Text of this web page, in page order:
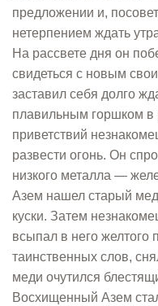
предложении и,
нетерпением ждать
На рассвете дня он
свидеться с новым
заставил себя долго
плавильным горшком
приветствий
развести огонь. Он
низкого металла —
Азем нашел старый
куски. Затем
всыпал в него желтого
таинственных слов,
меди очутился
Восхищенный Азем